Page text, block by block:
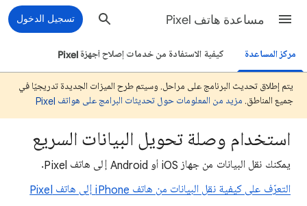
مساعدة هاتف Pixel تسجيل الدخول
مركز المساعدة كيفية الاستفادة من خدمات إصلاح أجهزة Pixel
يتم إطلاق تحديث البرنامج على مراحل. وسيتم طرح الميزات الجديدة تدريجيًا في
جميع المناطق. مزيد من المعلومات حول تحديثات البرامج على هواتف Pixel
استخدام وصلة تحويل البيانات السريع
يمكنك نقل البيانات من جهاز iOS أو Android إلى هاتف Pixel.
التعرّف على كيفية نقل البيانات من هاتف iPhone إلى هاتف Pixel